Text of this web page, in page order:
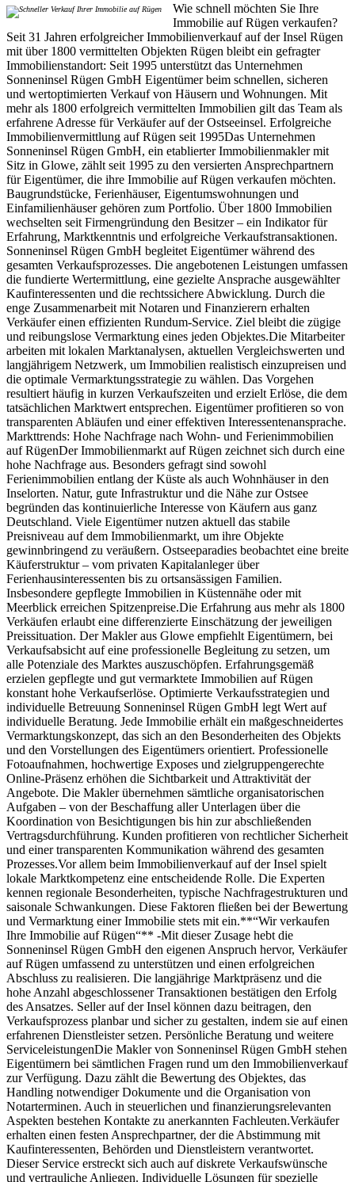
Wie schnell möchten Sie Ihre
Immobilie auf Rügen verkaufen?
Seit 31 Jahren erfolgreicher Immobilienverkauf auf der Insel Rügen
mit über 1800 vermittelten Objekten Rügen bleibt ein gefragter
Immobilienstandort: Seit 1995 unterstützt das Unternehmen
Sonneninsel Rügen GmbH Eigentümer beim schnellen, sicheren
und wertoptimierten Verkauf von Häusern und Wohnungen. Mit
mehr als 1800 erfolgreich vermittelten Immobilien gilt das Team als
erfahrene Adresse für Verkäufer auf der Ostseeinsel. Erfolgreiche
Immobilienvermittlung auf Rügen seit 1995Das Unternehmen
Sonneninsel Rügen GmbH, ein etablierter Immobilienmakler mit
Sitz in Glowe, zählt seit 1995 zu den versierten Ansprechpartnern
für Eigentümer, die ihre Immobilie auf Rügen verkaufen möchten.
Baugrundstücke, Ferienhäuser, Eigentumswohnungen und
Einfamilienhäuser gehören zum Portfolio. Über 1800 Immobilien
wechselten seit Firmengründung den Besitzer – ein Indikator für
Erfahrung, Marktkenntnis und erfolgreiche Verkaufstransaktionen.
Sonneninsel Rügen GmbH begleitet Eigentümer während des
gesamten Verkaufsprozesses. Die angebotenen Leistungen umfassen
die fundierte Wertermittlung, eine gezielte Ansprache ausgewählter
Kaufinteressenten und die rechtssichere Abwicklung. Durch die
enge Zusammenarbeit mit Notaren und Finanzierern erhalten
Verkäufer einen effizienten Rundum-Service. Ziel bleibt die zügige
und reibungslose Vermarktung eines jeden Objektes.Die Mitarbeiter
arbeiten mit lokalen Marktanalysen, aktuellen Vergleichswerten und
langjährigem Netzwerk, um Immobilien realistisch einzupreisen und
die optimale Vermarktungsstrategie zu wählen. Das Vorgehen
resultiert häufig in kurzen Verkaufszeiten und erzielt Erlöse, die dem
tatsächlichen Marktwert entsprechen. Eigentümer profitieren so von
transparenten Abläufen und einer effektiven Interessentenansprache.
Markttrends: Hohe Nachfrage nach Wohn- und Ferienimmobilien
auf RügenDer Immobilienmarkt auf Rügen zeichnet sich durch eine
hohe Nachfrage aus. Besonders gefragt sind sowohl
Ferienimmobilien entlang der Küste als auch Wohnhäuser in den
Inselorten. Natur, gute Infrastruktur und die Nähe zur Ostsee
begründen das kontinuierliche Interesse von Käufern aus ganz
Deutschland. Viele Eigentümer nutzen aktuell das stabile
Preisniveau auf dem Immobilienmarkt, um ihre Objekte
gewinnbringend zu veräußern. Ostseeparadies beobachtet eine breite
Käuferstruktur – vom privaten Kapitalanleger über
Ferienhausinteressenten bis zu ortsansässigen Familien.
Insbesondere gepflegte Immobilien in Küstennähe oder mit
Meerblick erreichen Spitzenpreise.Die Erfahrung aus mehr als 1800
Verkäufen erlaubt eine differenzierte Einschätzung der jeweiligen
Preissituation. Der Makler aus Glowe empfiehlt Eigentümern, bei
Verkaufsabsicht auf eine professionelle Begleitung zu setzen, um
alle Potenziale des Marktes auszuschöpfen. Erfahrungsgemäß
erzielen gepflegte und gut vermarktete Immobilien auf Rügen
konstant hohe Verkaufserlöse. Optimierte Verkaufsstrategien und
individuelle Betreuung Sonneninsel Rügen GmbH legt Wert auf
individuelle Beratung. Jede Immobilie erhält ein maßgeschneidertes
Vermarktungskonzept, das sich an den Besonderheiten des Objekts
und den Vorstellungen des Eigentümers orientiert. Professionelle
Fotoaufnahmen, hochwertige Exposes und zielgruppengerechte
Online-Präsenz erhöhen die Sichtbarkeit und Attraktivität der
Angebote. Die Makler übernehmen sämtliche organisatorischen
Aufgaben – von der Beschaffung aller Unterlagen über die
Koordination von Besichtigungen bis hin zur abschließenden
Vertragsdurchführung. Kunden profitieren von rechtlicher Sicherheit
und einer transparenten Kommunikation während des gesamten
Prozesses.Vor allem beim Immobilienverkauf auf der Insel spielt
lokale Marktkompetenz eine entscheidende Rolle. Die Experten
kennen regionale Besonderheiten, typische Nachfragestrukturen und
saisonale Schwankungen. Diese Faktoren fließen bei der Bewertung
und Vermarktung einer Immobilie stets mit ein.**“Wir verkaufen
Ihre Immobilie auf Rügen“** -Mit dieser Zusage hebt die
Sonneninsel Rügen GmbH den eigenen Anspruch hervor, Verkäufer
auf Rügen umfassend zu unterstützen und einen erfolgreichen
Abschluss zu realisieren. Die langjährige Marktpräsenz und die
hohe Anzahl abgeschlossener Transaktionen bestätigen den Erfolg
des Ansatzes. Seller auf der Insel können dazu beitragen, den
Verkaufsprozess planbar und sicher zu gestalten, indem sie auf einen
erfahrenen Dienstleister setzen. Persönliche Beratung und weitere
ServiceleistungenDie Makler von Sonneninsel Rügen GmbH stehen
Eigentümern bei sämtlichen Fragen rund um den Immobilienverkauf
zur Verfügung. Dazu zählt die Bewertung des Objektes, das
Handling notwendiger Dokumente und die Organisation von
Notarterminen. Auch in steuerlichen und finanzierungsrelevanten
Aspekten bestehen Kontakte zu anerkannten Fachleuten.Verkäufer
erhalten einen festen Ansprechpartner, der die Abstimmung mit
Kaufinteressenten, Behörden und Dienstleistern verantwortet.
Dieser Service erstreckt sich auch auf diskrete Verkaufswünsche
und vertrauliche Anliegen. Individuelle Lösungen für spezielle